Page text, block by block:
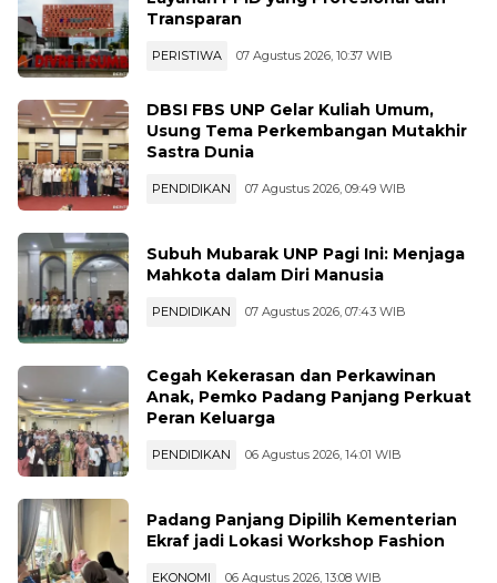
Transparan
PERISTIWA 07 Agustus 2026, 10:37 WIB
DBSI FBS UNP Gelar Kuliah Umum,
Usung Tema Perkembangan Mutakhir
Sastra Dunia
PENDIDIKAN 07 Agustus 2026, 09:49 WIB
Subuh Mubarak UNP Pagi Ini: Menjaga
Mahkota dalam Diri Manusia
PENDIDIKAN 07 Agustus 2026, 07:43 WIB
Cegah Kekerasan dan Perkawinan
Anak, Pemko Padang Panjang Perkuat
Peran Keluarga
PENDIDIKAN 06 Agustus 2026, 14:01 WIB
Padang Panjang Dipilih Kementerian
Ekraf jadi Lokasi Workshop Fashion
EKONOMI 06 Agustus 2026, 13:08 WIB